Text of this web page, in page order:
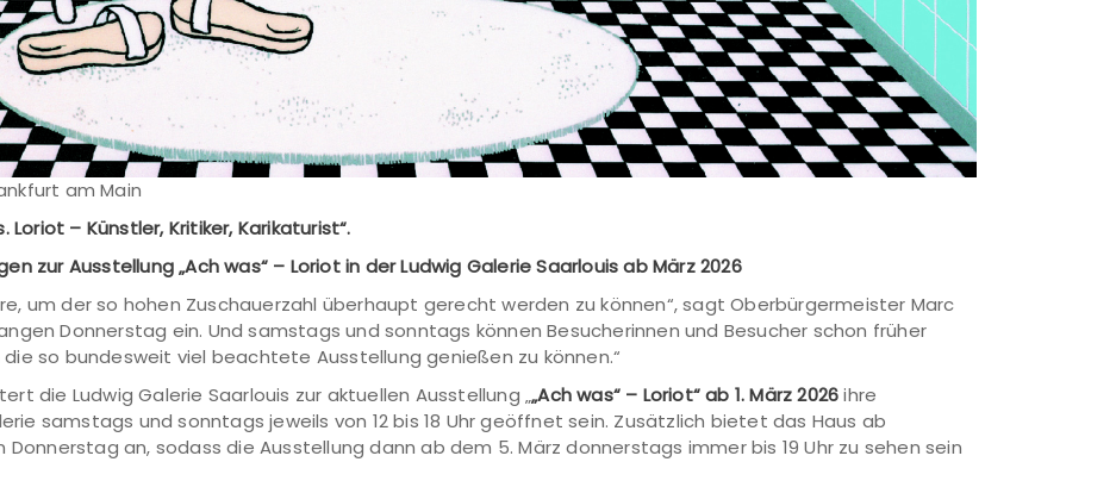
am Main
– Künstler, Kritiker, Karikaturist“.
zur Ausstellung „Ach was“ – Loriot in der Ludwig Galerie Saarlouis ab März 2026
um der so hohen Zuschauerzahl überhaupt gerecht werden zu können“, sagt Oberbürgermeister Marc
Donnerstag ein. Und samstags und sonntags können Besucherinnen und Besucher schon früher
so bundesweit viel beachtete Ausstellung genießen zu können.“
die Ludwig Galerie Saarlouis zur aktuellen Ausstellung „„Ach was“ – Loriot“ ab 1. März 2026ihre
samstags und sonntags jeweils von 12 bis 18 Uhr geöffnet sein. Zusätzlich bietet das Haus ab
an, sodass die Ausstellung dann ab dem 5. März donnerstags immer bis 19 Uhr zu sehen sein